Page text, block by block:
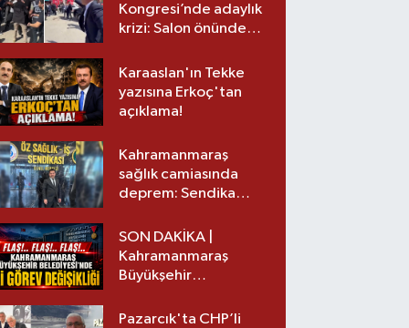
Kongresi’nde adaylık
krizi: Salon önünde
Karaaslan'ın Tekke
yazısına Erkoç'tan
açıklama!
Kahramanmaraş
sağlık camiasında
deprem: Sendika
SON DAKİKA |
Kahramanmaraş
Büyükşehir
görev değişikliği!
Pazarcık'ta CHP’li